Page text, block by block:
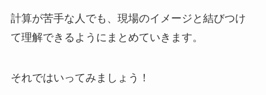
計算が苦手な人でも、現場のイメージと結びつけ
て理解できるようにまとめていきます。
それではいってみましょう！